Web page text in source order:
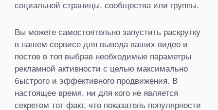
социальной страницы, сообщества или группы.
Вы можете самостоятельно запустить раскрутку
в нашем сервисе для вывода ваших видео и
постов в топ выбрав необходимые параметры
рекламной активности с целью максимально
быстрого и эффективного продвижения. В
настоящее время, ни для кого не является
секретом тот факт, что показатель популярности